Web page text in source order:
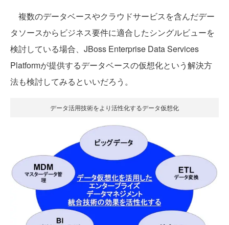
複数のデータベースやクラウドサービスを含んだデー
タソースからビジネス要件に適合したシングルビューを
検討している場合、JBoss Enterprise Data Services
Platformが提供するデータベースの仮想化という解決方
法も検討してみるといいだろう。
データ活用技術をより活性化するデータ仮想化